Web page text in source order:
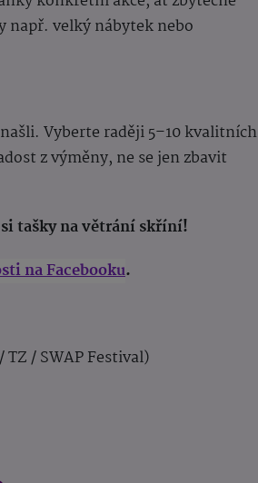
např. velký nábytek nebo
Vyberte raději 5–10 kvalitních
z výměny, ne se jen zbavit
tašky na větrání skříní!
na Facebooku.
/ SWAP Festival)